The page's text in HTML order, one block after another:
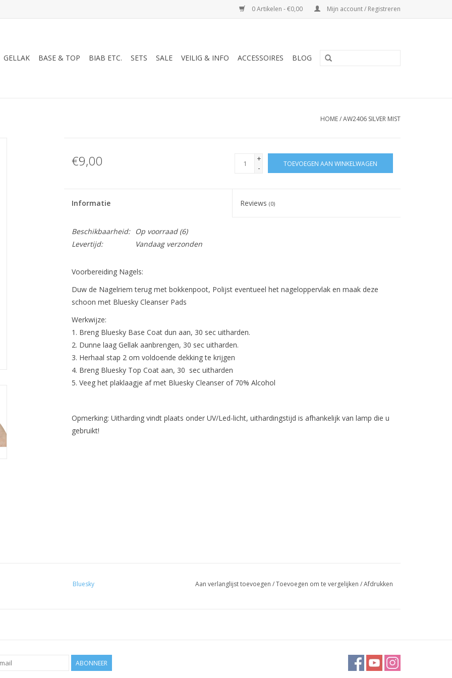
0 Artikelen - €0,00 Mijn account / Registreren
GELLAK BASE & TOP BIAB ETC. SETS SALE VEILIG & INFO ACCESSOIRES BLOG
HOME/AW2406 SILVER MIST
€9,00
+
-
TOEVOEGEN AAN WINKELWAGEN
Informatie Reviews(0)
Beschikbaarheid: Op voorraad(6)
Levertijd:
Vandaag verzonden
Voorbereiding Nagels:
Duw de Nagelriem terug met bokkenpoot, Polijst eventueel het nageloppervlak en maak deze
schoon met Bluesky Cleanser Pads
Werkwijze:
Breng Bluesky Base Coat dun aan, 30 sec uitharden.
Dunne laag Gellak aanbrengen, 30 sec uitharden.
Herhaal stap 2 om voldoende dekking te krijgen
Breng Bluesky Top Coat aan, 30 sec uitharden
Veeg het plaklaagje af met Bluesky Cleanser of 70% Alcohol
Opmerking: Uitharding vindt plaats onder UV/Led-licht, uithardingstijd is afhankelijk van lamp die u
gebruikt!
Bluesky Aan verlanglijst toevoegen /Toevoegen om te vergelijken /Afdrukken
ABONNEER